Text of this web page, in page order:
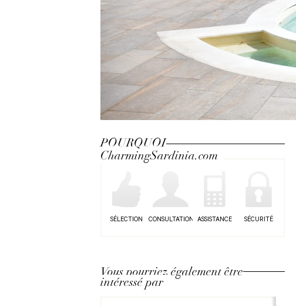
Next
POURQUOI
CharmingSardinia.com
SÉLECTION CONSULTATION ASSISTANCE SÉCURITÉ
Vous pourriez également être
intéressé par